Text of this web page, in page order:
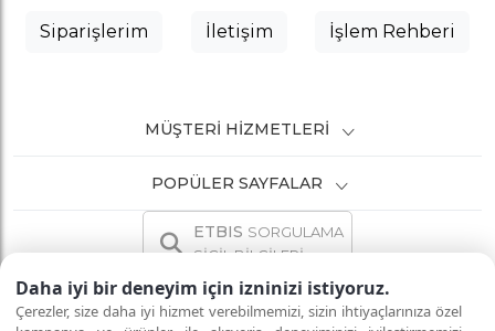
Daha iyi bir deneyim için izninizi istiyoruz.
Çerezler, size daha iyi hizmet verebilmemizi, sizin ihtiyaçlarınıza özel
Siparişlerim İletişim İşlem Rehberi
MÜŞTERI HIZMETLERI
POPÜLER SAYFALAR
ETBIS SORGULAMA
SİCİL BİLGİLERİ